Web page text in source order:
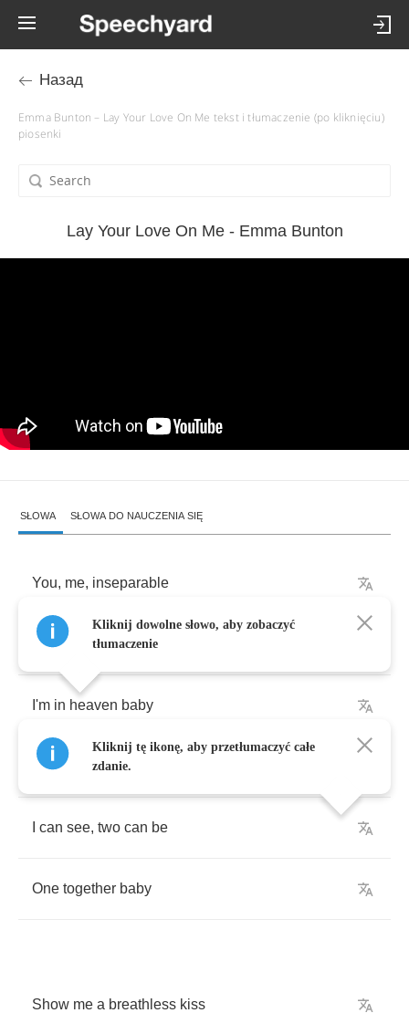
Назад
Emma Bunton – Lay Your Love On Me tekst i tłumaczenie (po kliknięciu)
piosenki
Lay Your Love On Me - Emma Bunton
SŁOWA SŁOWA DO NAUCZENIA SIĘ
You, me, inseparable
When we touch,when
I'm in heaven baby
Ain't this incredible
can see, two can be
One together baby
Show me a breathless kiss
Kliknij dowolne słowo, aby zobaczyć
tłumaczenie
Kliknij tę ikonę, aby przetłumaczyć całe
zdanie.